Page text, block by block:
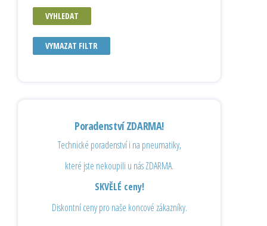
VYHLEDAT
VYMAZAT FILTR
Poradenství ZDARMA!
Technické poradenství i na pneumatiky,
které jste nekoupili u nás ZDARMA.
SKVĚLÉ ceny!
Diskontní ceny pro naše koncové zákazníky.